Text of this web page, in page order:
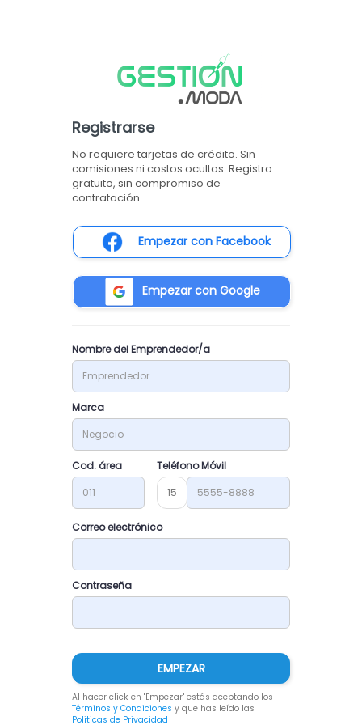
Registrarse
No requiere tarjetas de crédito. Sin
comisiones ni costos ocultos. Registro
gratuito, sin compromiso de
contratación.
Empezar con Facebook
Empezar con Google
Nombre del Emprendedor/a
Marca
Cod. área
Teléfono Móvil
15
Correo electrónico
Contraseña
EMPEZAR
Al hacer click en "Empezar" estás aceptando los
Términos y Condiciones y que has leído las
Politicas de Privacidad